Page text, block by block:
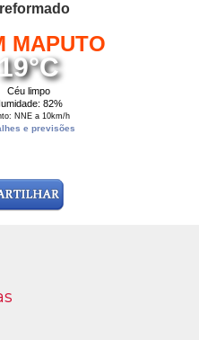
reformado
MAPUTO
19°C
Céu limpo
82%
NNE a 10km/h
e previsões